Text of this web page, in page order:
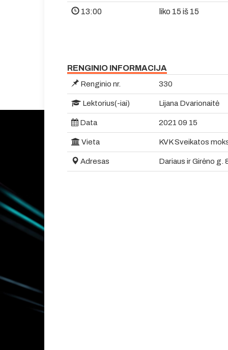
13:00 liko 15 iš 15
RENGINIO INFORMACIJA
Renginio nr. 330
Lektorius(-iai) Lijana Dvarionaitė
Data 2021 09 15
Vieta KVK Sveikatos
Adresas Dariaus ir Girėno g.